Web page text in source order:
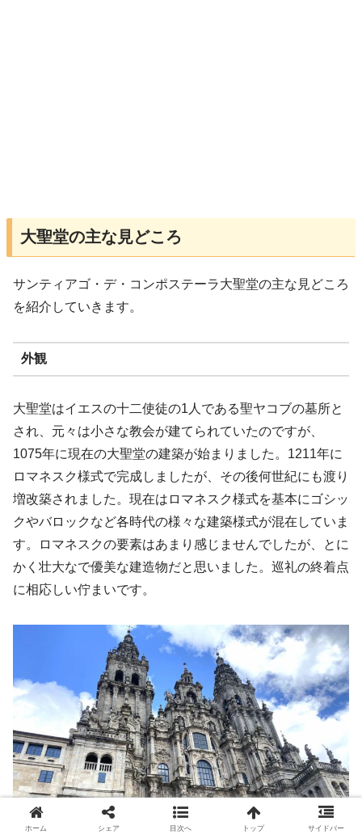
大聖堂の主な見どころ
サンティアゴ・デ・コンポステーラ大聖堂の主な見どころ
を紹介していきます。
外観
大聖堂はイエスの十二使徒の1人である聖ヤコブの墓所と
され、元々は小さな教会が建てられていたのですが、
1075年に現在の大聖堂の建築が始まりました。1211年に
ロマネスク様式で完成しましたが、その後何世紀にも渡り
増改築されました。現在はロマネスク様式を基本にゴシッ
クやバロックなど各時代の様々な建築様式が混在していま
す。ロマネスクの要素はあまり感じませんでしたが、とに
かく壮大なで優美な建造物だと思いました。巡礼の終着点
に相応しい佇まいです。
ホーム シェア 目次へ トップ サイドバー